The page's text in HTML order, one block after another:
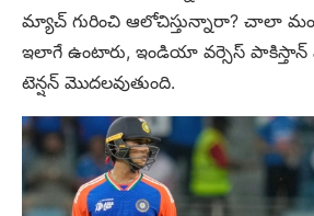
మ్యాచ్ గురించి ఆలోచిస్తున్నారా? చాలా
ఇలాగే ఉంటారు, ఇండియా వర్సెస్ పాకిస్తాన్
టెన్షన్ మొదలవుతుంది.